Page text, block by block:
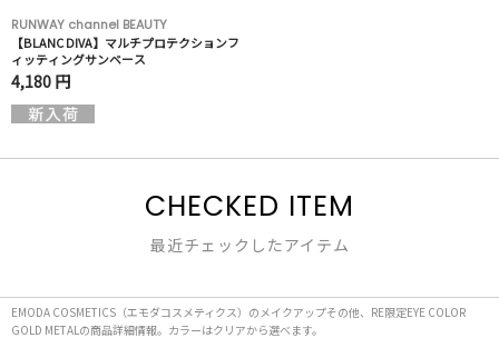
RUNWAY channel BEAUTY
【BLANC DIVA】マルチプロテクションフ
ィッティングサンベース
4,180 円
CHECKED ITEM
最近チェックしたアイテム
EMODA COSMETICS（エモダコスメティクス）のメイクアップその他、RE限定EYE COLOR
GOLD METALの商品詳細情報。カラーはクリアから選べます。